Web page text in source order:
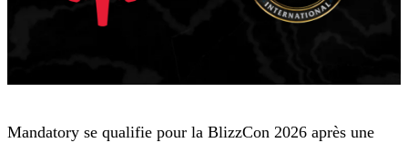
Mandatory se qualifie pour la BlizzCon 2026 après une